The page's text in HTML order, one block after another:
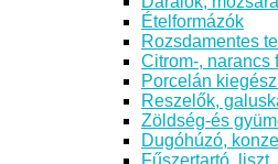
Ételformázók
Rozsdamentes
Citrom-, narancs
Porcelán
Reszelők,
Zöldség-és
Dugóhúzó,
Fűszertartó,